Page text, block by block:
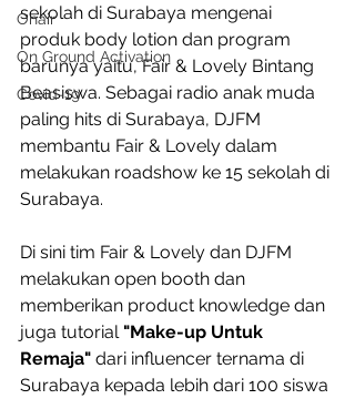
Onair
On Ground Activation
Covid-19
sekolah di Surabaya mengenai
produk body lotion dan program
barunya yaitu, Fair & Lovely Bintang
Beasiswa. Sebagai radio anak muda
paling hits di Surabaya, DJFM
membantu Fair & Lovely dalam
melakukan roadshow ke 15 sekolah di
Surabaya.
Di sini tim Fair & Lovely dan DJFM
melakukan open booth dan
memberikan product knowledge dan
juga tutorial "Make-up Untuk
Remaja" dari influencer ternama di
Surabaya kepada lebih dari 100 siswa